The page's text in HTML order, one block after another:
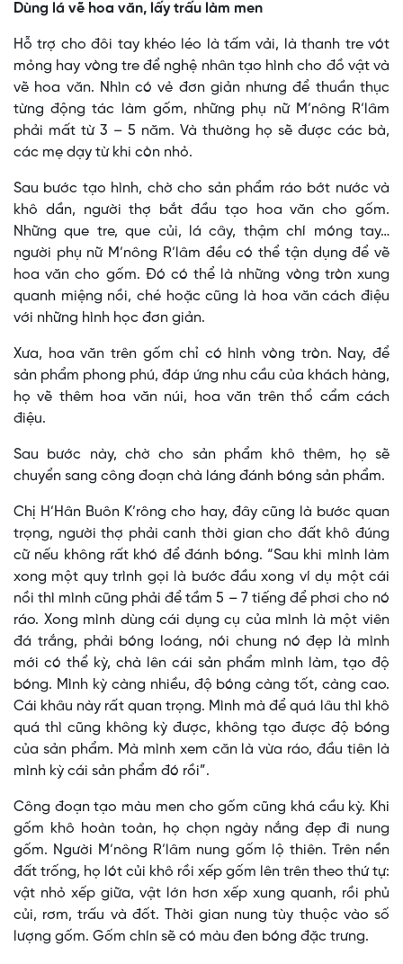
Dùng lá vẽ hoa văn, lấy trấu làm men
Hỗ trợ cho đôi tay khéo léo là tấm vải, là thanh tre vót
mỏng hay vòng tre để nghệ nhân tạo hình cho đồ vật và
vẽ hoa văn. Nhìn có vẻ đơn giản nhưng để thuần thục
từng động tác làm gốm, những phụ nữ M’nông R’lâm
phải mất từ 3 – 5 năm. Và thường họ sẽ được các bà,
các mẹ dạy từ khi còn nhỏ.
Sau bước tạo hình, chờ cho sản phẩm ráo bớt nước và
khô dần, người thợ bắt đầu tạo hoa văn cho gốm.
Những que tre, que củi, lá cây, thậm chí móng tay…
người phụ nữ M’nông R’lâm đều có thể tận dụng để vẽ
hoa văn cho gốm. Đó có thể là những vòng tròn xung
quanh miệng nồi, ché hoặc cũng là hoa văn cách điệu
với những hình học đơn giản.
Xưa, hoa văn trên gốm chỉ có hình vòng tròn. Nay, để
sản phẩm phong phú, đáp ứng nhu cầu của khách hàng,
họ vẽ thêm hoa văn núi, hoa văn trên thổ cẩm cách
điệu.
Sau bước này, chờ cho sản phẩm khô thêm, họ sẽ
chuyển sang công đoạn chà láng đánh bóng sản phẩm.
Chị H’Hân Buôn K’rông cho hay, đây cũng là bước quan
trọng, người thợ phải canh thời gian cho đất khô đúng
cữ nếu không rất khó để đánh bóng. “Sau khi mình làm
xong một quy trình gọi là bước đầu xong ví dụ một cái
nồi thì mình cũng phải để tầm 5 – 7 tiếng để phơi cho nó
ráo. Xong mình dùng cái dụng cụ của mình là một viên
đá trắng, phải bóng loáng, nói chung nó đẹp là mình
mới có thể kỳ, chà lên cái sản phẩm mình làm, tạo độ
bóng. Mình kỳ càng nhiều, độ bóng càng tốt, càng cao.
Cái khâu này rất quan trọng. Mình mà để quá lâu thì khô
quá thì cũng không kỳ được, không tạo được độ bóng
của sản phẩm. Mà mình xem căn là vừa ráo, đầu tiên là
mình kỳ cái sản phẩm đó rồi”.
Công đoạn tạo màu men cho gốm cũng khá cầu kỳ. Khi
gốm khô hoàn toàn, họ chọn ngày nắng đẹp đi nung
gốm. Người M’nông R’lâm nung gốm lộ thiên. Trên nền
đất trống, họ lót củi khô rồi xếp gốm lên trên theo thứ tự:
vật nhỏ xếp giữa, vật lớn hơn xếp xung quanh, rồi phủ
củi, rơm, trấu và đốt. Thời gian nung tùy thuộc vào số
lượng gốm. Gốm chín sẽ có màu đen bóng đặc trưng.